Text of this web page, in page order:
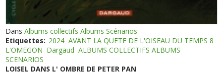
DansAlbums collectifs Albums Scénarios
Etiquettes: 2024 AVANT LA QUETE DE L'OISEAU DU TEMPS 8
L'OMEGON Dargaud ALBUMS COLLECTIFS ALBUMS
SCENARIOS
LOISEL DANS L' OMBRE DE PETER PAN